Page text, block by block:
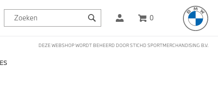
0
DEZE WEBSHOP WORDT BEHEERD DOOR STICHD SPORTMERCHANDISING B.V.